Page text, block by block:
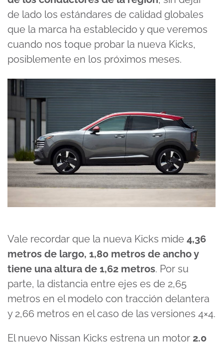
de lado los estándares de calidad globales
que la marca ha establecido y que veremos
cuando nos toque probar la nueva Kicks,
posiblemente en los próximos meses.
Vale recordar que la nueva Kicks mide 4,36
metros de largo, 1,80 metros de ancho y
tiene una altura de 1,62 metros. Por su
parte, la distancia entre ejes es de 2,65
metros en el modelo con tracción delantera
y 2,66 metros en el caso de las versiones 4×4.
El nuevo Nissan Kicks estrena un motor 2.0